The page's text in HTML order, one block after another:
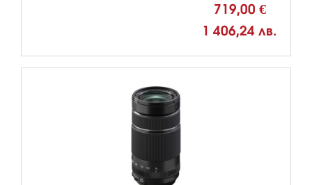
719,00 €
1 406,24 лв.